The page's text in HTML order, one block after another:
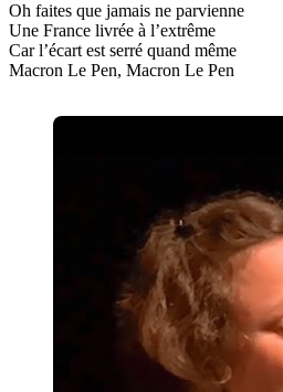
Oh faites que jamais ne parvienne
Une France livrée à l’extrême
Car l’écart est serré quand même
Macron Le Pen, Macron Le Pen